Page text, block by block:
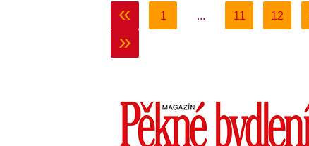
« 1 ... 11 12
»